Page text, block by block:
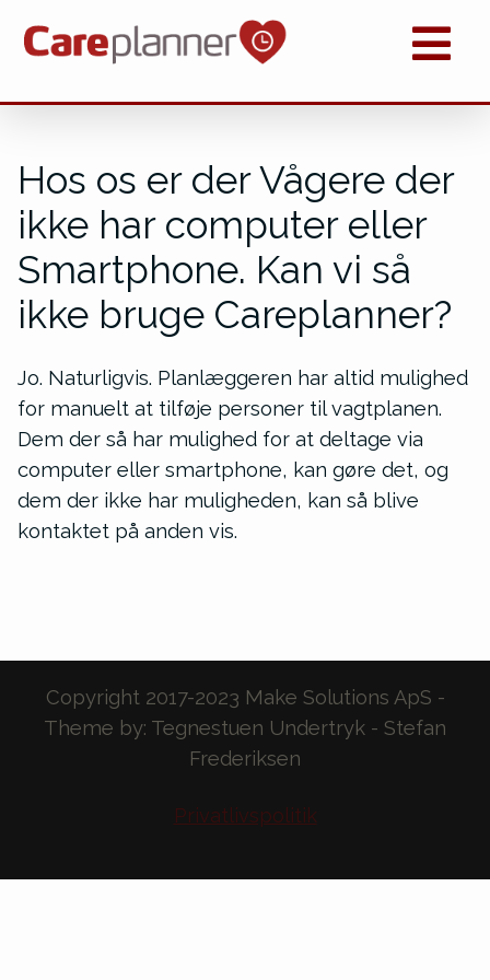
Hos os er der Vågere der
ikke har computer eller
Smartphone. Kan vi så
ikke bruge Careplanner?
Jo. Naturligvis. Planlæggeren har altid mulighed
for manuelt at tilføje personer til vagtplanen.
Dem der så har mulighed for at deltage via
computer eller smartphone, kan gøre det, og
dem der ikke har muligheden, kan så blive
kontaktet på anden vis.
Copyright 2017-2023 Make Solutions ApS -
Theme by: Tegnestuen Undertryk - Stefan
Frederiksen
Privatlivspolitik